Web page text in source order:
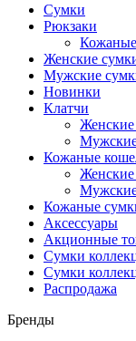
Сумки
Рюкзаки
Женские
Мужские
Новинки
Клатчи
Женские
Кожаные
Кожаные
Аксессуары
Акционные
Сумки
Сумки
Распродажа
Бренды